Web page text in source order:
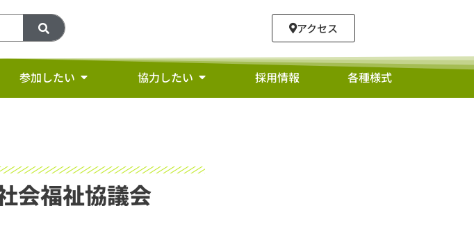
アクセス
参加したい 協力したい 採用情報 各種様式
会福祉協議会